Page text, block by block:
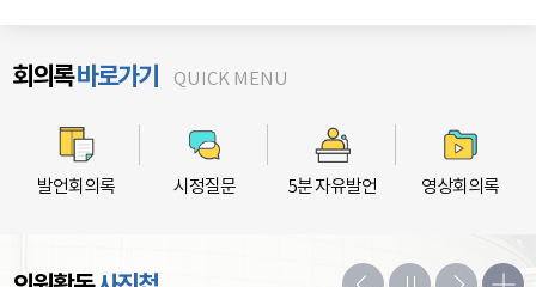
회의록바로가기
발언회의록 시정질문 5분 자유발언 영상회의록